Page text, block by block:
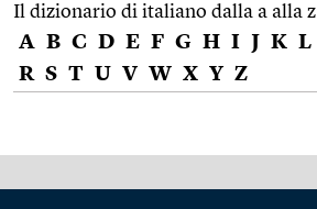
Il dizionario di italiano dalla a alla z
A B C D E F G H I J K L
R S T U V W X Y Z